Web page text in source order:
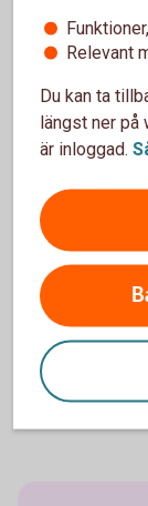
Med
företaget
enligt
För företag
integration
och bankens
Relevant
Du kan ta
längst ner på
är inloggad.